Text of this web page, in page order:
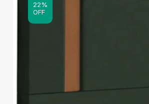
22%
OFF